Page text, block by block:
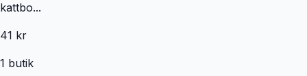
kattbo...
41 kr
1 butik